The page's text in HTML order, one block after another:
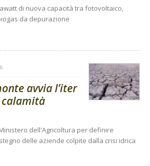
di nuova capacità tra fotovoltaico,
da depurazione
avvia l’iter
dell'Agricoltura per definire
delle aziende colpite dalla crisi idrica